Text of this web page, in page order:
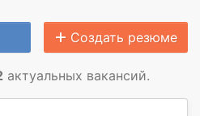
Создать резюме
актуальных вакансий.